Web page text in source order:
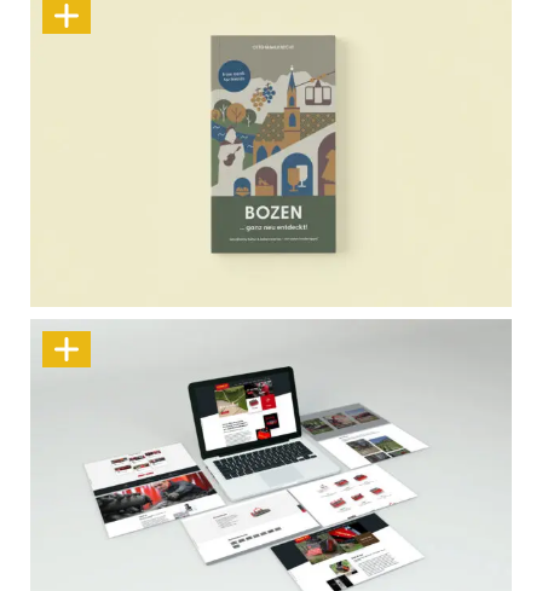
Bozen … ganz neu entdeckt!
Neue Website für SEPPI M